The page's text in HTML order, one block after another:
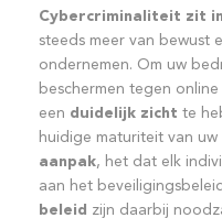
Cybercriminaliteit zit
steeds meer van bewust
ondernemen. Om uw
beschermen tegen
een duidelijk zicht te
huidige maturiteit van uw
aanpak, het dat elk
aan het
beleid zijn daarbij